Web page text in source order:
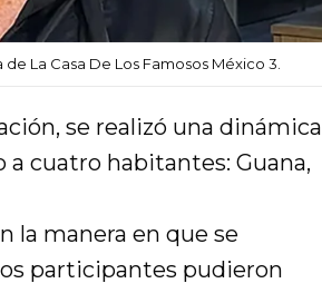
La Casa De Los Famosos México 3.
se realizó una dinámica
cuatro habitantes: Guana,
la manera en que se
participantes pudieron